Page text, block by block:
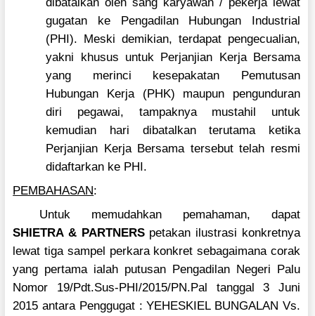
gugatan ke Pengadilan Hubungan Industrial
(PHI). Meski demikian, terdapat pengecualian,
yakni khusus untuk Perjanjian Kerja Bersama
yang merinci kesepakatan Pemutusan
Hubungan Kerja (PHK) maupun pengunduran
diri pegawai, tampaknya mustahil untuk
kemudian hari dibatalkan terutama ketika
Perjanjian Kerja Bersama tersebut telah resmi
didaftarkan ke PHI.
PEMBAHASAN:
Untuk memudahkan pemahaman, dapat
SHIETRA & PARTNERSpetakan ilustrasi konkretnya
lewat tiga sampel perkara konkret sebagaimana corak
yang pertama ialah putusan Pengadilan Negeri Palu
Nomor 19/Pdt.Sus-PHI/2015/PN.Pal tanggal 3 Juni
2015 antara Penggugat : YEHESKIEL BUNGALAN Vs.